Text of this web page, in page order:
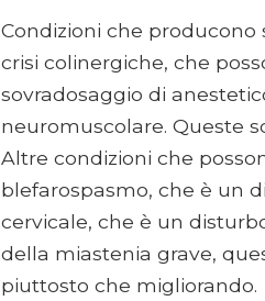
Condizioni che
crisi colinergiche, che
sovradosaggio di
neuromuscolare. Queste
Altre condizioni che
blefarospasmo, che è un
cervicale, che è un
della miastenia grave,
piuttosto che migliorando.